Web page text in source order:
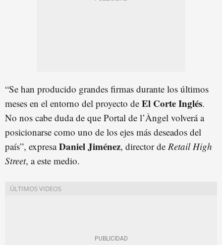
“Se han producido grandes firmas durante los últimos
meses en el entorno del proyecto de El Corte Inglés.
No nos cabe duda de que Portal de l’Àngel volverá a
posicionarse como uno de los ejes más deseados del
país”, expresaDaniel Jiménez, director de Retail High
Street, a este medio.